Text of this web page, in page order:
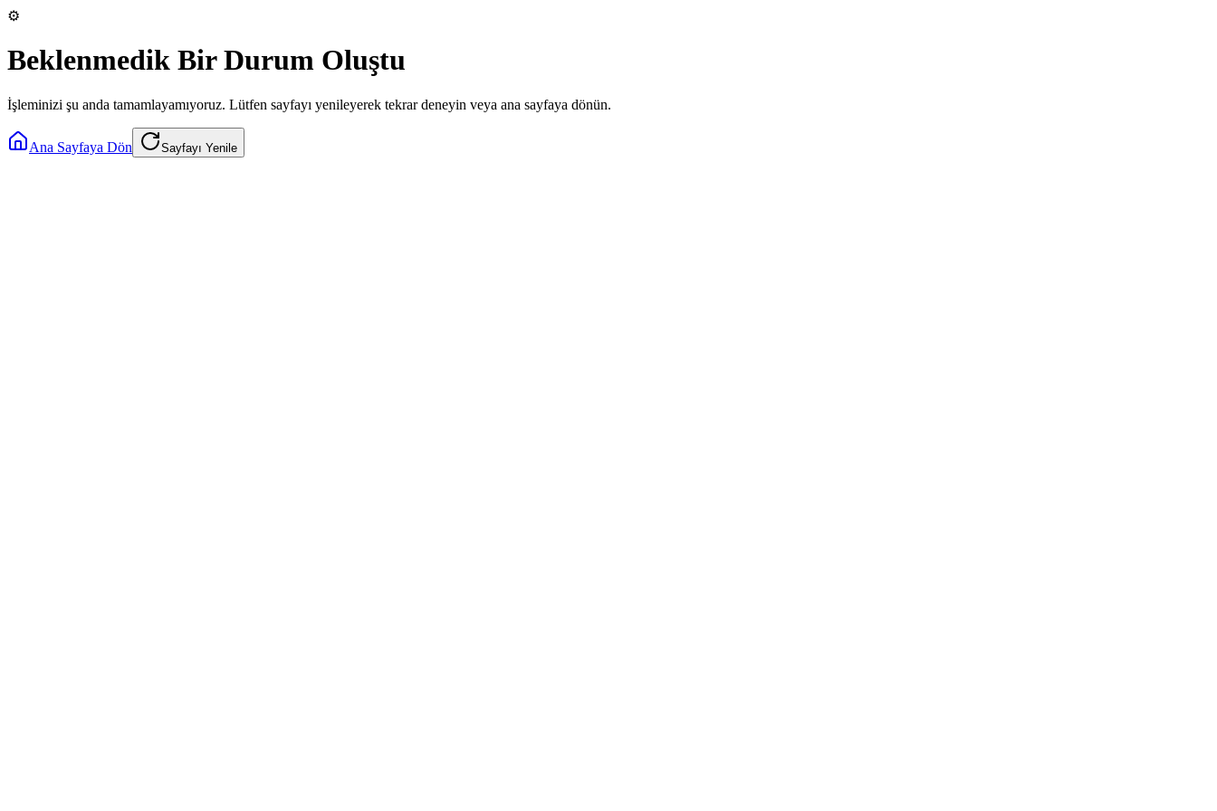
⚙️
Beklenmedik Bir Durum Oluştu
İşleminizi şu anda tamamlayamıyoruz. Lütfen sayfayı yenileyerek tekrar deneyin veya ana sayfaya dönün.
Ana Sayfaya Dön Sayfayı Yenile